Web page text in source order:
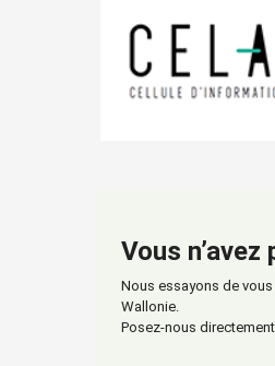
Vous
Nous essayons de
Wallonie.
Posez-nous